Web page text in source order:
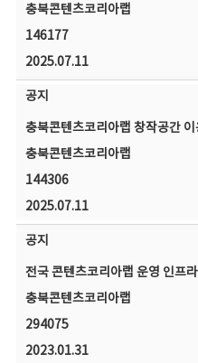
충북콘텐츠코리아랩
146177
2025.07.11
공지
충북콘텐츠코리아랩 창작공간 이
충북콘텐츠코리아랩
144306
2025.07.11
공지
전국 콘텐츠코리아랩 운영 인프
충북콘텐츠코리아랩
294075
2023.01.31